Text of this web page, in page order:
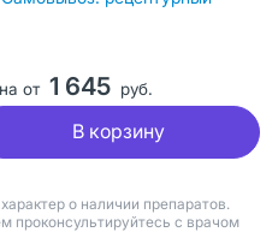
от 1 645 руб.
В корзину
о наличии препаратов.
проконсультируйтесь с врачом